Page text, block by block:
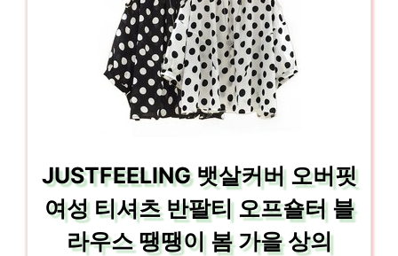
JUSTFEELING 뱃살커버 오버핏
여성 티셔츠 반팔티 오프숄터 블
라우스 땡땡이 봄 가을 상의